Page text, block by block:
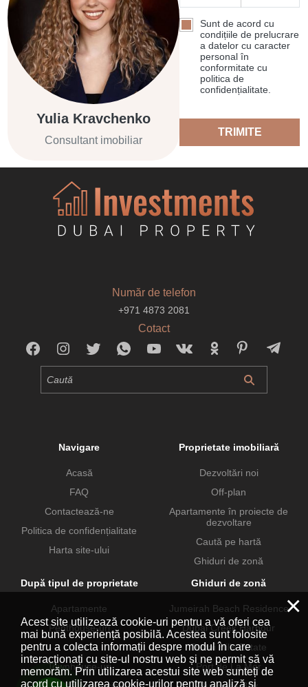
Yulia Kravchenko
Consultant imobiliar
Sunt de acord cu
condițiile de prelucrare
a datelor cu caracter
personal în
conformitate cu
politica de
confidențialitate.
TRIMITE
Număr de telefon
+971 4873 2081
Cotact
Navigare
Acasă
FAQ
Contactează-ne
Politica de confidențialitate
Harta site-ului
Proprietate imobiliară
Dezvoltări noi
Off-plan
Apartamente în proiecte de
dezvoltare
Caută pe hartă
Ghiduri de zonă
După tipul de proprietate
Apartamente
Penthouse-uri
Vile
Townhouse-uri
Ghiduri de zonă
Jumeirah Beach Residence
Dubai Creek Harbour
Dubai Hills Estate
Port de La Mer
×
Acest site utilizează cookie-uri pentru a vă oferi cea
mai bună experiență posibilă. Acestea sunt folosite
pentru a colecta informații despre modul în care
interacționați cu site-ul nostru web și ne permit să vă
memorăm. Prin utilizarea acestui site web sunteți de
acord cu utilizarea cookie-urilor pentru analiză și